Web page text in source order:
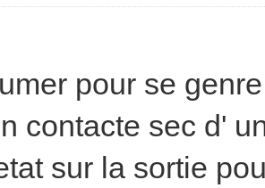
pour se
contacte sec d'
sur la sortie